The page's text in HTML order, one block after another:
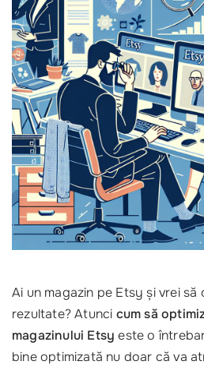
Ai un magazin pe Etsy și vrei să
rezultate? Atunci cum să
magazinului Etsy este o
bine optimizată nu doar că va